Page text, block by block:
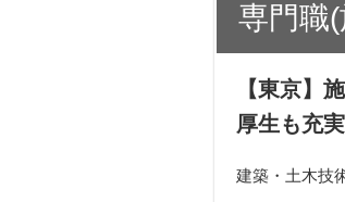
専門職
【東京】
厚生も充実
建築・土木技